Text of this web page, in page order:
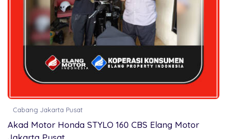
Cabang Jakarta Pusat
Akad Motor Honda STYLO 160 CBS Elang Motor